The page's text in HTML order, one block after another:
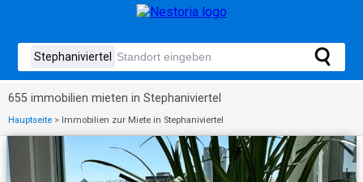
655 immobilien mieten in Stephaniviertel
Hauptseite > Immobilien zur Miete in Stephaniviertel